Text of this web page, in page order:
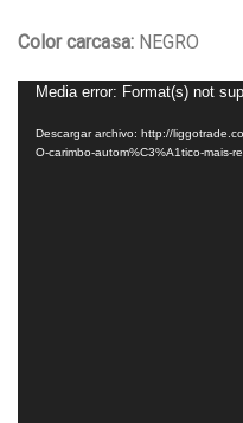
Color carcasa: NEGRO
Reproductor
de
vídeo
Media error: Format(s) not
Descargar archivo: http://
O-carimbo-autom%C3%A1tico-mais-